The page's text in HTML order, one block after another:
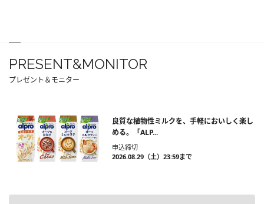
PRESENT&MONITOR
プレゼント＆モニター
良質な植物性ミルクを、手軽においしく楽し
める。「ALP...
申込締切
2026.08.29（土）23:59まで